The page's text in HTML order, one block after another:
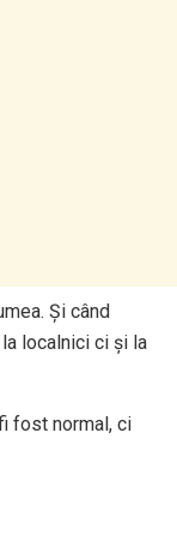
Şi când
localnici ci şi la
fost normal, ci